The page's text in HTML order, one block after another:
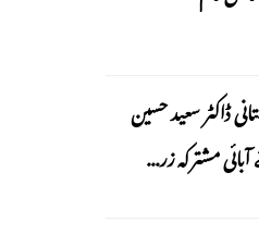
ڈاکٹر سعید حسین
مشترکہ زر...